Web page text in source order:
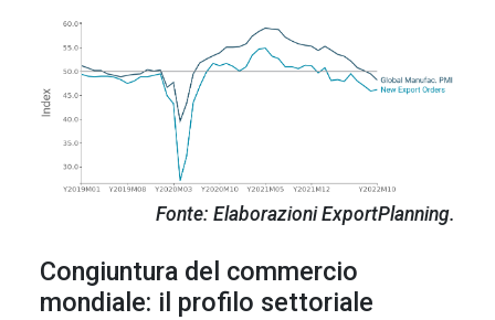
Fonte: Elaborazioni ExportPlanning.
Congiuntura del commercio
mondiale: il profilo settoriale